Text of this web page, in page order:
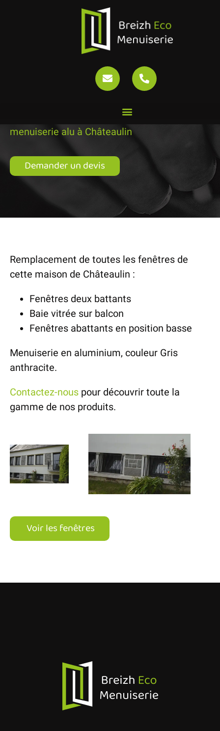
Rénovation menuiserie alu à
Rénovation
menuiserie alu à Châteaulin
Demander un devis
Remplacement de toutes les fenêtres de
cette maison de Châteaulin :
Fenêtres deux battants
Baie vitrée sur balcon
Fenêtres abattants en position basse
Menuiserie en aluminium, couleur Gris
anthracite.
Contactez-nous pour découvrir toute la
gamme de nos produits.
Voir les fenêtres